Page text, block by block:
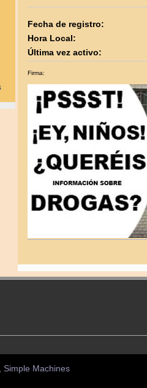
Fecha de registro:
Hora Local:
Última vez activo:
Firma:
, Simple Machines